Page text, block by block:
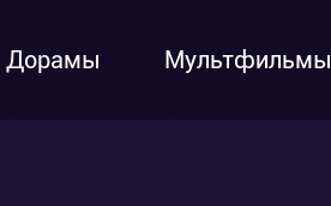
Дорамы Мультфильмы